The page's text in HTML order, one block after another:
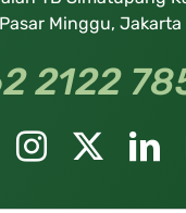
Pasar Minggu, Jakarta
2122